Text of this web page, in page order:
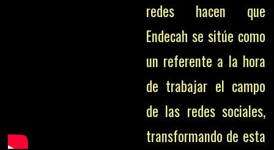
redes hacen que
Endecah se sitúe como
un referente a la hora
de trabajar el campo
de las redes sociales,
transformando de esta